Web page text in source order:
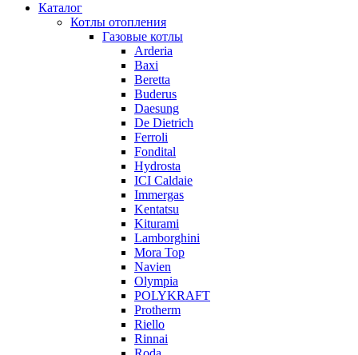
Каталог
Котлы отопления
Газовые котлы
Arderia
Baxi
Beretta
Buderus
Daesung
De Dietrich
Ferroli
Fondital
Hydrosta
ICI Caldaie
Immergas
Kentatsu
Kiturami
Lamborghini
Mora Top
Navien
Olympia
POLYKRAFT
Protherm
Riello
Rinnai